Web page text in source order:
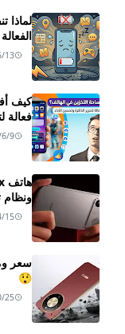
لماذا
13
فعالة
6/9
ونظام
15
😲
25